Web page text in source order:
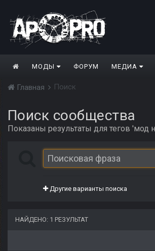
МОДЫ ФОРУМ МЕДИА
Главная Поиск
Поиск сообщества
Показаны результаты для тегов 'мод
Другие варианты поиска
НАЙДЕНО: 1 РЕЗУЛЬТАТ